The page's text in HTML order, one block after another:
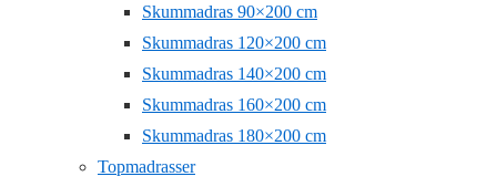
Skummadras 90×200 cm
Skummadras 120×200 cm
Skummadras 140×200 cm
Skummadras 160×200 cm
Skummadras 180×200 cm
Topmadrasser